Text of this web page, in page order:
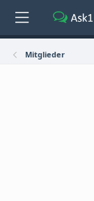
Mitglieder